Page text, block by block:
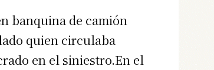
banquina de camión
quien circulaba
en el siniestro.En el